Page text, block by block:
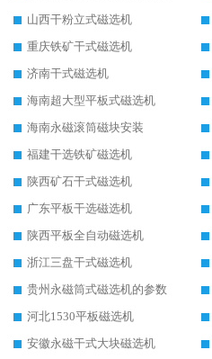
山西干粉立式磁选机
重庆铁矿干式磁选机
济南干式磁选机
海南超大型平板式磁选机
海南永磁滚筒磁块安装
福建干选铁矿磁选机
陕西矿石干式磁选机
广东平板干选磁选机
陕西平板全自动磁选机
浙江三盘干式磁选机
贵州永磁筒式磁选机的参数
河北1530平板磁选机
安徽永磁干式大块磁选机